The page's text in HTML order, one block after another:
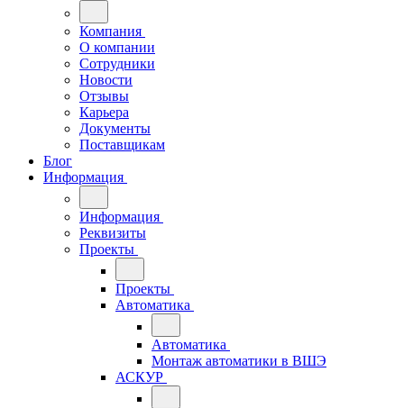
Компания
О компании
Сотрудники
Новости
Отзывы
Карьера
Документы
Поставщикам
Блог
Информация
Информация
Реквизиты
Проекты
Проекты
Автоматика
Автоматика
Монтаж автоматики в ВШЭ
АСКУР